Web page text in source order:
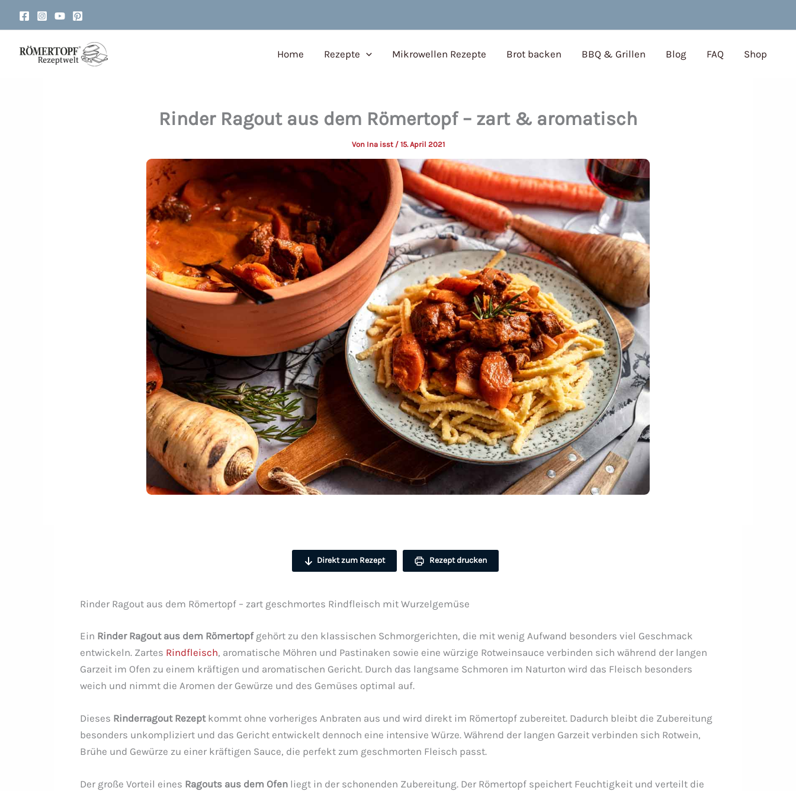
Inhalt
Home
Rezepte Mikrowellen Rezepte Brot backen BBQ & Grillen Blog FAQ Shop
Rinder Ragout aus dem Römertopf – zart & aromatisch
Von Ina isst / 15. April 2021
Direkt zum Rezept Rezept drucken
Rinder Ragout aus dem Römertopf – zart geschmortes Rindfleisch mit Wurzelgemüse
Ein Rinder Ragout aus dem Römertopfgehört zu den klassischen Schmorgerichten, die mit wenig Aufwand besonders viel Geschmack
entwickeln. Zartes Rindfleisch, aromatische Möhren und Pastinaken sowie eine würzige Rotweinsauce verbinden sich während der langen
Garzeit im Ofen zu einem kräftigen und aromatischen Gericht. Durch das langsame Schmoren im Naturton wird das Fleisch besonders
weich und nimmt die Aromen der Gewürze und des Gemüses optimal auf.
Dieses Rinderragout Rezeptkommt ohne vorheriges Anbraten aus und wird direkt im Römertopf zubereitet. Dadurch bleibt die Zubereitung
besonders unkompliziert und das Gericht entwickelt dennoch eine intensive Würze. Während der langen Garzeit verbinden sich Rotwein,
Brühe und Gewürze zu einer kräftigen Sauce, die perfekt zum geschmorten Fleisch passt.
Der große Vorteil eines Ragouts aus dem Ofenliegt in der schonenden Zubereitung. Der Römertopf speichert Feuchtigkeit und verteilt die